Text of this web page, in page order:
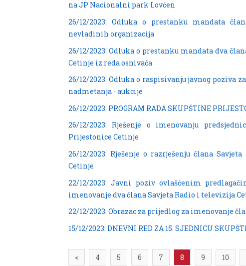
na JP Nacionalni park Lovćen
26/12/2023: Odluka o prestanku mandata
nevladinih organizacija
26/12/2023: Odluka o prestanku mandata dva
Cetinje iz reda osnivača
26/12/2023: Odluka o raspisivanju javnog poziva
nadmetanja - aukcije
26/12/2023: PROGRAM RADA SKUPŠTINE
26/12/2023: Rješenje o imenovanju
Prijestonice Cetinje
26/12/2023: Rješenje o razrješenju člana
Cetinje
22/12/2023: Javni poziv ovlašćenim
imenovanje dva člana Savjeta Radio i televizija
22/12/2023: Obrazac za prijedlog za imenovanje
15/12/2023: DNEVNI RED ZA 15. SJEDNICU
< 4 5 6 7 8 9 10